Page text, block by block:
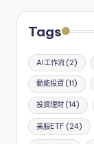
Tags
AI工作流 (2)
動能投資 (11)
投資理財 (14)
美股ETF (24)